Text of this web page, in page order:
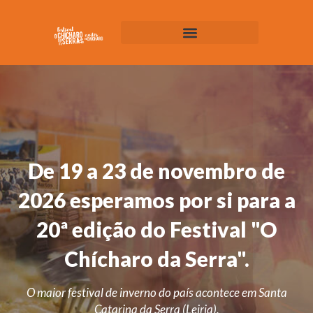
Muitos
homens
não
querem
visitar
médico
por
causa
De 19 a 23 de novembro de
2026 esperamos por si para a
20ª edição do Festival "O
Chícharo da Serra".
O maior festival de inverno do país acontece em Santa
Catarina da Serra (Leiria).